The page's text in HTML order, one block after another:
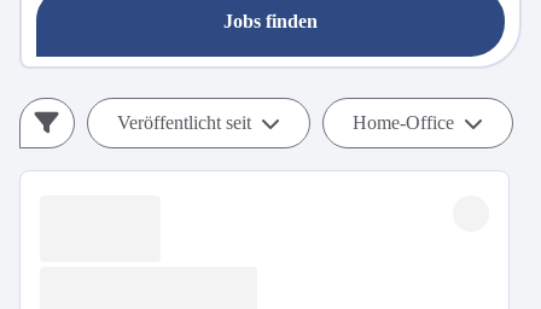
Jobs finden
Veröffentlicht seit Home-Office